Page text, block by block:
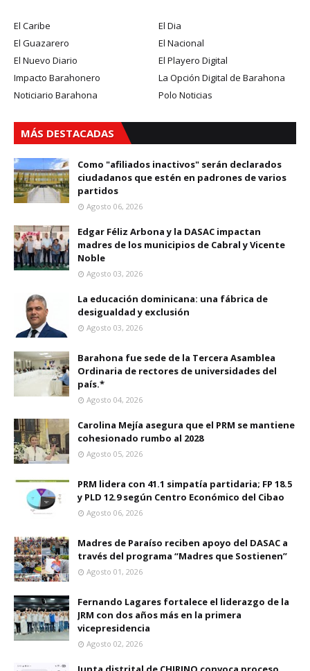
El Caribe
El Dia
El Guazarero
El Nacional
El Nuevo Diario
El Playero Digital
Impacto Barahonero
La Opción Digital de Barahona
Noticiario Barahona
Polo Noticias
MÁS DESTACADAS
Como "afiliados inactivos" serán declarados
ciudadanos que estén en padrones de varios
partidos
Agosto 06, 2026
Edgar Féliz Arbona y la DASAC impactan
madres de los municipios de Cabral y Vicente
Noble
Agosto 03, 2026
La educación dominicana: una fábrica de
desigualdad y exclusión
Agosto 03, 2026
Barahona fue sede de la Tercera Asamblea
Ordinaria de rectores de universidades del
país.*
Agosto 04, 2026
Carolina Mejía asegura que el PRM se mantiene
cohesionado rumbo al 2028
Agosto 05, 2026
PRM lidera con 41.1 simpatía partidaria; FP 18.5
y PLD 12.9 según Centro Económico del Cibao
Agosto 06, 2026
Madres de Paraíso reciben apoyo del DASAC a
través del programa “Madres que Sostienen”
Agosto 01, 2026
Fernando Lagares fortalece el liderazgo de la
JRM con dos años más en la primera
vicepresidencia
Agosto 02, 2026